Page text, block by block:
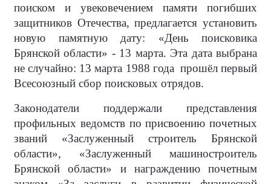
поиском и увековечением памяти погибших
защитников Отечества, предлагается установить
новую памятную дату: «День поисковика
Брянской области» - 13 марта. Эта дата выбрана
не случайно: 13 марта 1988 года прошёл первый
Всесоюзный сбор поисковых отрядов.
Законодатели поддержали представления
профильных ведомств по присвоению почетных
званий «Заслуженный строитель Брянской
области», «Заслуженный машиностроитель
Брянской области» и награждению почетным